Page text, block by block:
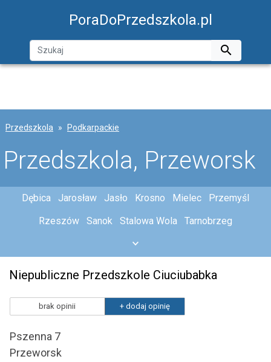
PoraDoPrzedszkola.pl

Przedszkola Podkarpackie
Przedszkola, Przeworsk
Dębica Jarosław Jasło Krosno Mielec
Przemyśl
Rzeszów
Sanok Stalowa Wola Tarnobrzeg
Niepubliczne Przedszkole Ciuciubabka
brak opinii + dodaj opinię
Pszenna 7
Przeworsk